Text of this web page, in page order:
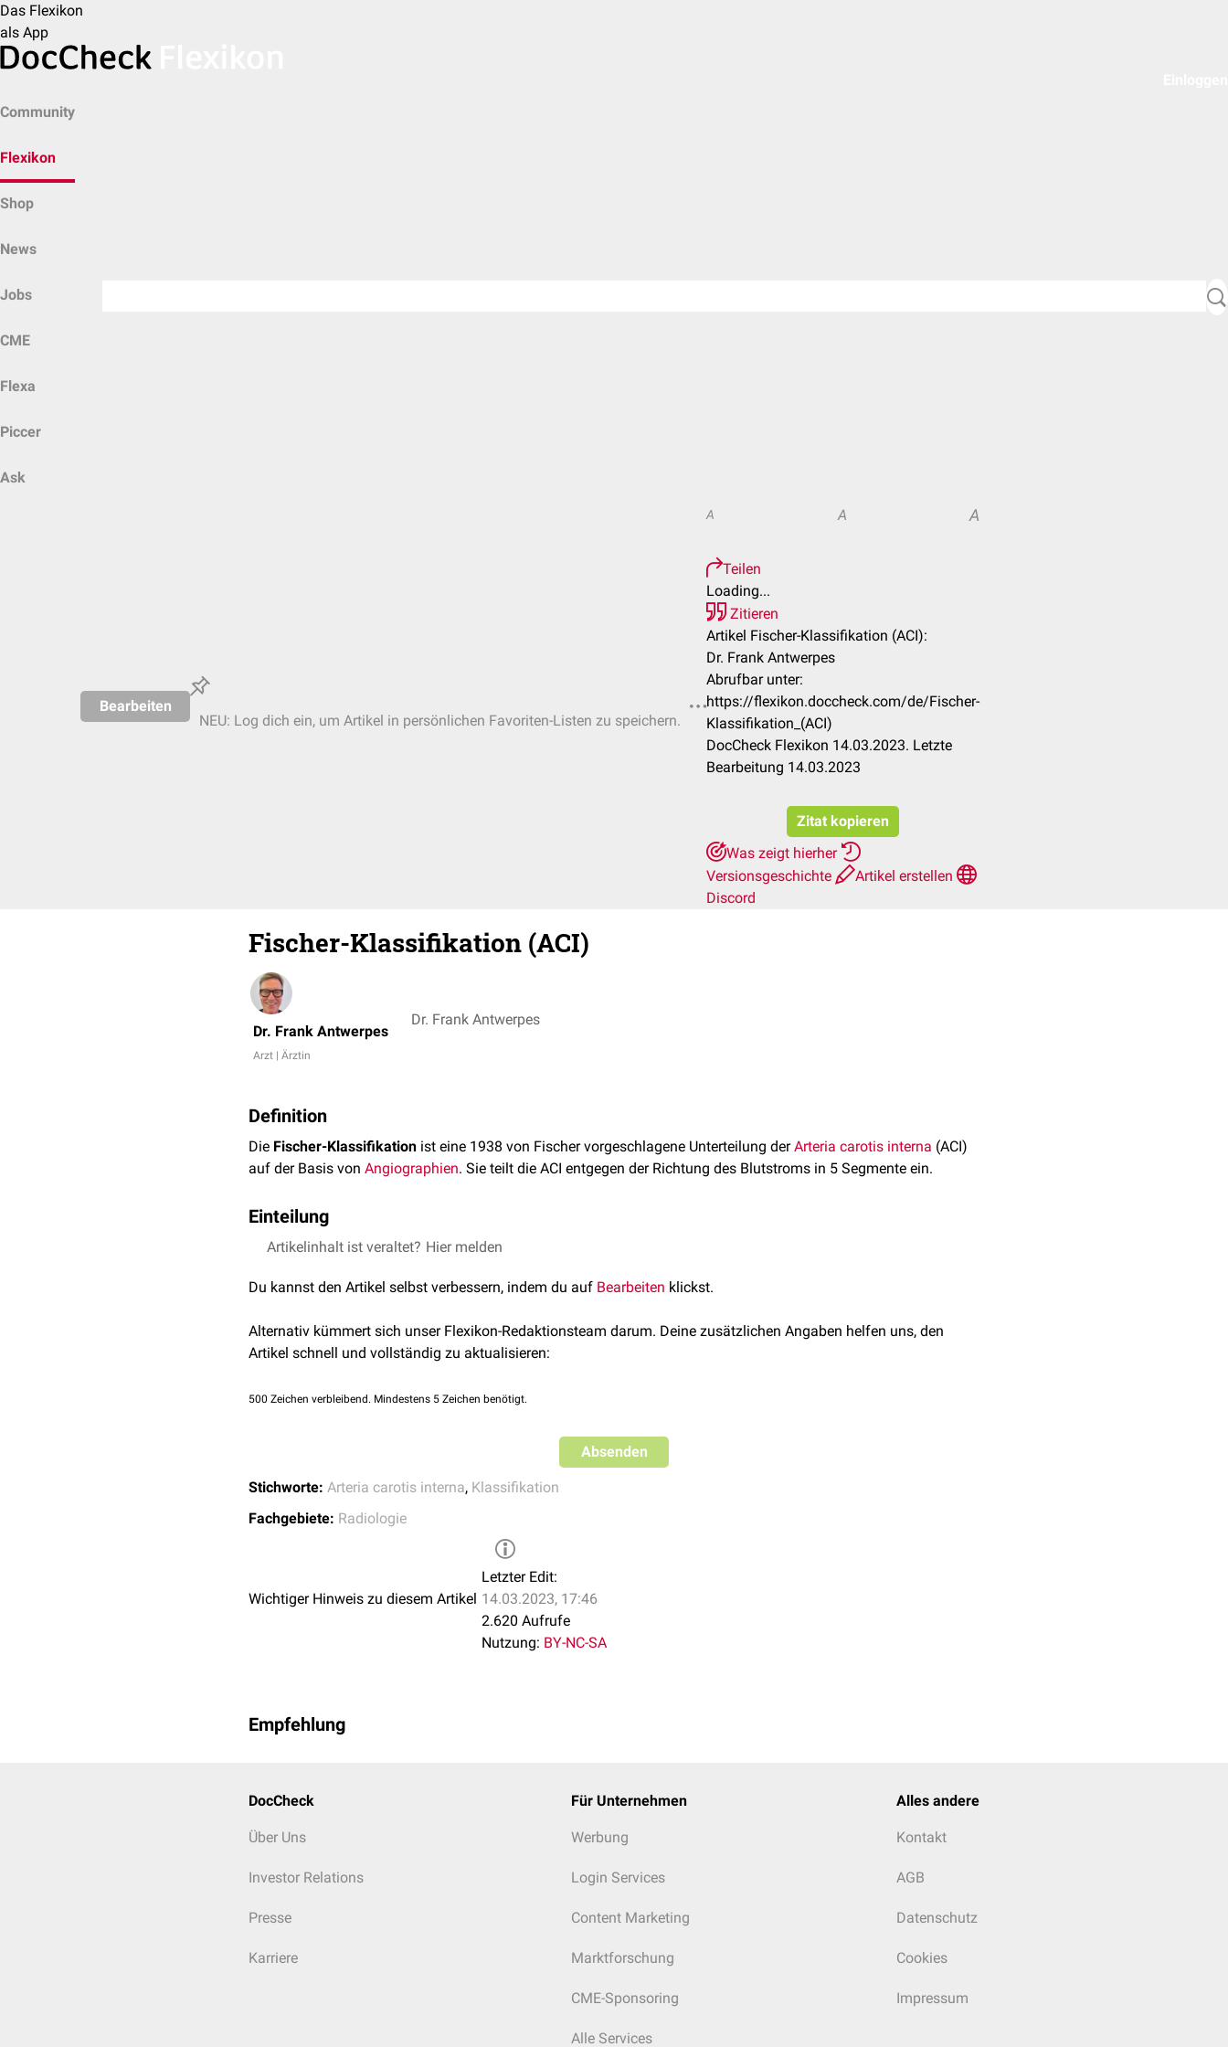
Das Flexikon
als App
Community
Flexikon
Shop
News
Jobs
CME
Flexa
Piccer
Ask
Bearbeiten
NEU: Log dich ein, um Artikel in persönlichen Favoriten-Listen zu speichern.
A A A
Teilen
Loading...
Zitieren
Artikel Fischer-Klassifikation (ACI):
Dr. Frank Antwerpes
Abrufbar unter:
https://flexikon.doccheck.com/de/Fischer-
Klassifikation_(ACI)
DocCheck Flexikon 14.03.2023. Letzte
Bearbeitung 14.03.2023
Zitat kopieren
Was zeigt hierher
Versionsgeschichte
Artikel erstellen
Discord
Fischer-Klassifikation (ACI)
Dr. Frank Antwerpes
Arzt | Ärztin
Dr. Frank Antwerpes
Definition
Die Fischer-Klassifikation ist eine 1938 von Fischer vorgeschlagene Unterteilung derArteria carotis interna (ACI)
auf der Basis von Angiographien. Sie teilt die ACI entgegen der Richtung des Blutstroms in 5 Segmente ein.
Einteilung
C1: Communicans-Segment
C3: Clinoidales Segment
C5: Petröses Segment
Artikelinhalt ist veraltet? Hier melden
Du kannst den Artikel selbst verbessern, indem du auf Bearbeiten klickst.
Alternativ kümmert sich unser Flexikon-Redaktionsteam darum. Deine zusätzlichen Angaben helfen uns, den
Artikel schnell und vollständig zu aktualisieren:
500 Zeichen verbleibend. Mindestens 5 Zeichen benötigt.
Absenden
Stichworte: Arteria carotis interna, Klassifikation
Fachgebiete: Radiologie
Wichtiger Hinweis zu diesem Artikel
Letzter Edit:
14.03.2023, 17:46
2.620 Aufrufe
Nutzung: BY-NC-SA
Empfehlung
DocCheck
Über Uns
Investor Relations
Presse
Karriere
Für Unternehmen
Werbung
Login Services
Content Marketing
Marktforschung
CME-Sponsoring
Alle Services
Alles andere
Kontakt
AGB
Datenschutz
Cookies
Impressum